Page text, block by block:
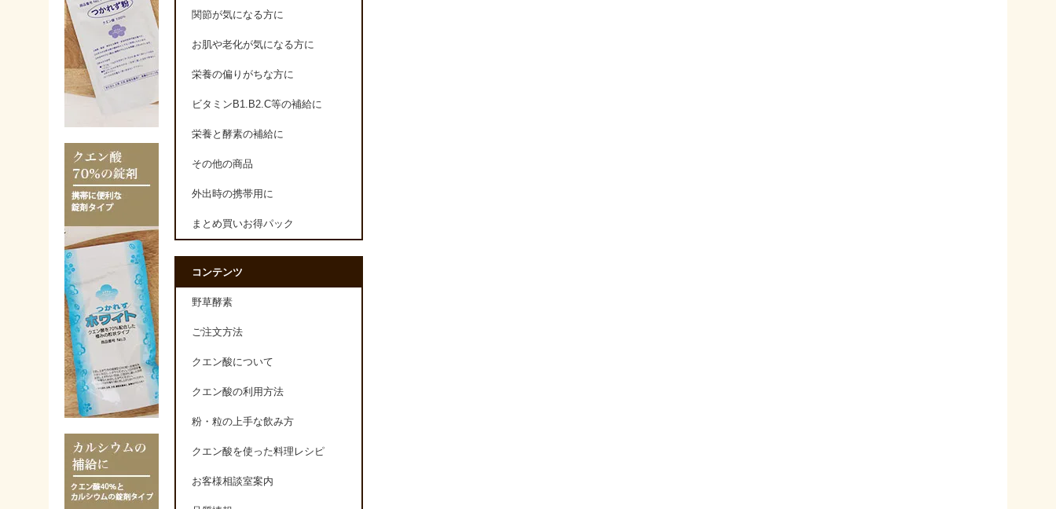
関節が気になる方に
お肌や老化が気になる方に
栄養の偏りがちな方に
ビタミンB1.B2.C等の補給に
栄養と酵素の補給に
その他の商品
外出時の携帯用に
まとめ買いお得パック
コンテンツ
野草酵素
ご注文方法
クエン酸について
クエン酸の利用方法
粉・粒の上手な飲み方
クエン酸を使った料理レシピ
お客様相談室案内